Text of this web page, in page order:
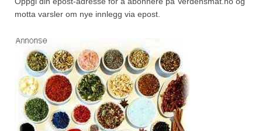
motta varsler om nye innlegg via epost.